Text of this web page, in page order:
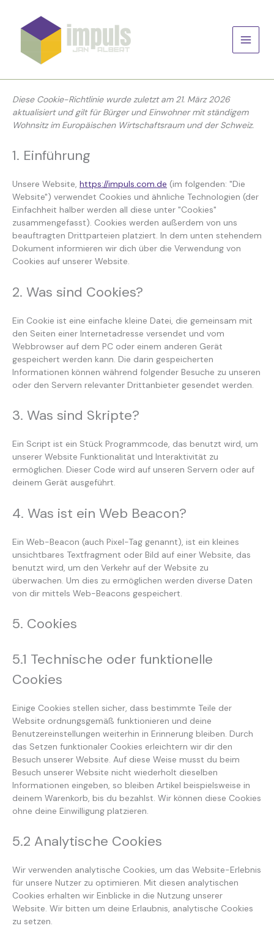
springen
Diese Cookie-Richtlinie wurde zuletzt am 21. März 2026
aktualisiert und gilt für Bürger und Einwohner mit ständigem
Wohnsitz im Europäischen Wirtschaftsraum und der Schweiz.
1. Einführung
Unsere Website, https://impuls.com.de (im folgenden: "Die
Website") verwendet Cookies und ähnliche Technologien (der
Einfachheit halber werden all diese unter "Cookies"
zusammengefasst). Cookies werden außerdem von uns
beauftragten Drittparteien platziert. In dem unten stehendem
Dokument informieren wir dich über die Verwendung von
Cookies auf unserer Website.
2. Was sind Cookies?
Ein Cookie ist eine einfache kleine Datei, die gemeinsam mit
den Seiten einer Internetadresse versendet und vom
Webbrowser auf dem PC oder einem anderen Gerät
gespeichert werden kann. Die darin gespeicherten
Informationen können während folgender Besuche zu unseren
oder den Servern relevanter Drittanbieter gesendet werden.
3. Was sind Skripte?
Ein Script ist ein Stück Programmcode, das benutzt wird, um
unserer Website Funktionalität und Interaktivität zu
ermöglichen. Dieser Code wird auf unseren Servern oder auf
deinem Gerät ausgeführt.
4. Was ist ein Web Beacon?
Ein Web-Beacon (auch Pixel-Tag genannt), ist ein kleines
unsichtbares Textfragment oder Bild auf einer Website, das
benutzt wird, um den Verkehr auf der Website zu
überwachen. Um dies zu ermöglichen werden diverse Daten
von dir mittels Web-Beacons gespeichert.
5. Cookies
5.1 Technische oder funktionelle
Cookies
Einige Cookies stellen sicher, dass bestimmte Teile der
Website ordnungsgemäß funktionieren und deine
Benutzereinstellungen weiterhin in Erinnerung bleiben. Durch
das Setzen funktionaler Cookies erleichtern wir dir den
Besuch unserer Website. Auf diese Weise musst du beim
Besuch unserer Website nicht wiederholt dieselben
Informationen eingeben, so bleiben Artikel beispielsweise in
deinem Warenkorb, bis du bezahlst. Wir können diese Cookies
ohne deine Einwilligung platzieren.
5.2 Analytische Cookies
Wir verwenden analytische Cookies, um das Website-Erlebnis
für unsere Nutzer zu optimieren. Mit diesen analytischen
Cookies erhalten wir Einblicke in die Nutzung unserer
Website. Wir bitten um deine Erlaubnis, analytische Cookies
zu setzen.
service
service
elementor
service
wordpress
service
google-
fonts
service
google-
maps
service
youtube
service
sonstiges